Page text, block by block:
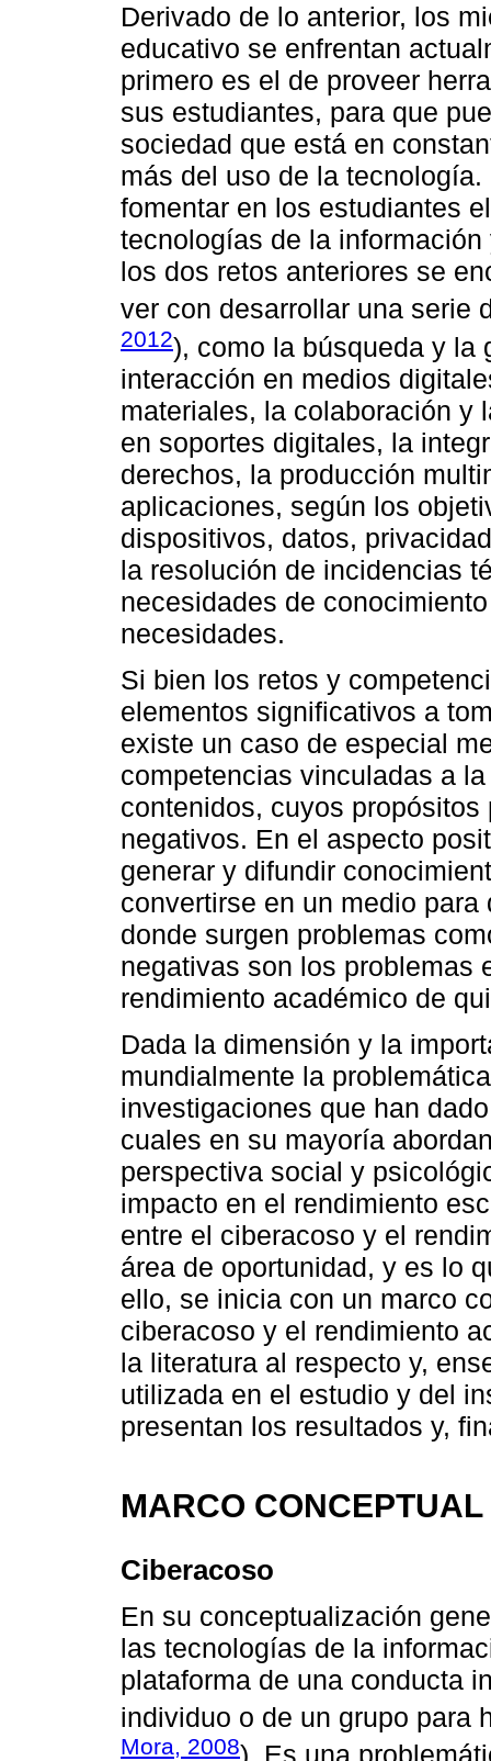
Derivado de lo anterior, los
educativo se enfrentan
primero es el de proveer
sus estudiantes, para que
sociedad que está en
más del uso de la
fomentar en los estudiantes
tecnologías de la
los dos retos anteriores se
ver con desarrollar una serie
2012), como la búsqueda y la
interacción en medios
materiales, la colaboración y
en soportes digitales, la
derechos, la producción
aplicaciones, según los
dispositivos, datos,
la resolución de incidencias
necesidades de
necesidades.
Si bien los retos y
elementos significativos a
existe un caso de especial
competencias vinculadas a
contenidos, cuyos
negativos. En el aspecto
generar y difundir
convertirse en un medio
donde surgen problemas
negativas son los problemas
rendimiento académico de
Dada la dimensión y la
mundialmente la
investigaciones que han
cuales en su mayoría
perspectiva social y
impacto en el rendimiento
entre el ciberacoso y el
área de oportunidad, y es lo
ello, se inicia con un marco
ciberacoso y el rendimiento
la literatura al respecto y,
utilizada en el estudio y del
presentan los resultados y,
MARCO CONCEPTUAL
Ciberacoso
En su conceptualización
las tecnologías de la
plataforma de una conducta
individuo o de un grupo para
Mora, 2008